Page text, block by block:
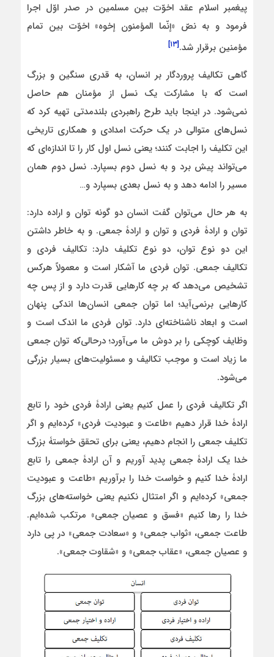
پیغمبر اسلام عقد اخوّت بین مسلمین در صدر اوّل اجرا
فرمود و به نصّ «إنّما المؤمنون إخوه» اخوّت بین تمام
مؤمنین برقرار شد.[۱۳]
گاهی تکالیف پروردگار بر انسان، به قدری سنگین و بزرگ
است که با مشارکت یک نسل از مؤمنان هم حاصل
نمی‌شود. در اینجا باید طرح راهبردی بلندمدتی تهیه کرد که
نسل‌های متوالی در یک حرکت امدادی و همکاری تاریخی
این تکلیف را اجابت کنند؛ یعنی نسل اول کار را تا اندازه‌ای که
می‌تواند پیش برد و به نسل دوم بسپارد. نسل دوم همان
مسیر را ادامه دهد و به نسل بعدی بسپارد و…
به هر حال می‌توان گفت انسان دو گونه توان و اراده دارد:
توان و ارادۀ فردی و توان و ارادۀ جمعی. و به خاطر داشتن
این دو نوع توان، دو نوع تکلیف دارد: تکالیف فردی و
تکالیف جمعی. توان فردی ما آشکار است و معمولاً هرکس
تشخیص می‌دهد که بر چه کارهایی قدرت دارد و از پس چه
کارهایی برنمی‌آید؛ اما توان جمعی انسان‌ها اندکی پنهان
است و ابعاد ناشناخته‌ای دارد. توان فردی ما اندک است و
وظایف کوچکی را بر دوش ما می‌آورد؛ درحالی‌که توان جمعی
ما زیاد است و موجب تکالیف و مسئولیت‌های بسیار بزرگی
می‌شود.
اگر تکالیف فردی را عمل کنیم یعنی ارادۀ فردی خود را تابع
ارادۀ خدا قرار دهیم «طاعت و عبودیت فردی» کرده‌ایم و اگر
تکلیف جمعی را انجام دهیم، یعنی برای تحقق خواستۀ بزرگ
خدا یک ارادۀ جمعی پدید آوریم و آن ارادۀ جمعی را تابع
ارادۀ خدا کنیم و خواست خدا را برآوریم «طاعت و عبودیت
جمعی» کرده‌ایم و اگر امتثال نکنیم یعنی خواسته‌های بزرگ
خدا را رها کنیم «فسق و عصیان جمعی» مرتکب شده‌ایم.
طاعت جمعی، «ثواب جمعی» و «سعادت جمعی» در پی دارد
و عصیان جمعی، «عقاب جمعی» و «شقاوت جمعی».